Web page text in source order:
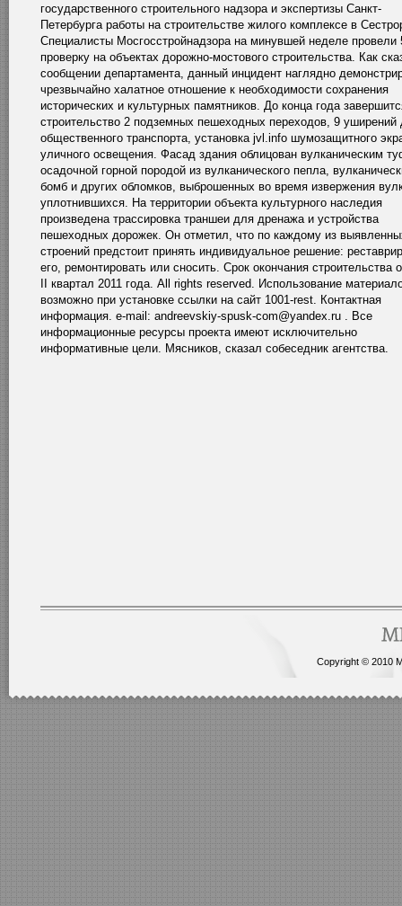
государственного строительного надзора и экспертизы Санкт-
Петербурга работы на строительстве жилого комплексе в
Специалисты Мосгосстройнадзора на минувшей неделе провели
проверку на объектах дорожно-мостового строительства. Как
сообщении департамента, данный инцидент наглядно
чрезвычайно халатное отношение к необходимости сохранения
исторических и культурных памятников. До конца года
строительство 2 подземных пешеходных переходов, 9 уширений
общественного транспорта, установка jvl.info шумозащитного
уличного освещения. Фасад здания облицован вулканическим
осадочной горной породой из вулканического пепла,
бомб и других обломков, выброшенных во время извержения
уплотнившихся. На территории объекта культурного наследия
произведена трассировка траншеи для дренажа и устройства
пешеходных дорожек. Он отметил, что по каждому из
строений предстоит принять индивидуальное решение:
его, ремонтировать или сносить. Срок окончания строительства
II квартал 2011 года. All rights reserved. Использование
возможно при установке ссылки на сайт 1001-rest. Контактная
информация. e-mail: andreevskiy-spusk-com@yandex.ru . Все
информационные ресурсы проекта имеют исключительно
информативные цели. Мясников, сказал собеседник агентства.
Copyright © 2010